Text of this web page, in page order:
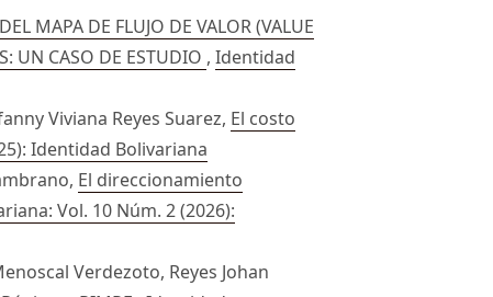
MAPA DE FLUJO DE VALOR (VALUE
UN CASO DE ESTUDIO ,Identidad
Viviana Reyes Suarez, El costo
Identidad Bolivariana
El direccionamiento
Vol. 10 Núm. 2 (2026):
Verdezoto, Reyes Johan